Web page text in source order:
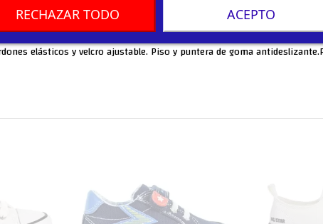
RECHAZAR TODO ACEPTO
elásticos y velcro ajustable. Piso y puntera de goma